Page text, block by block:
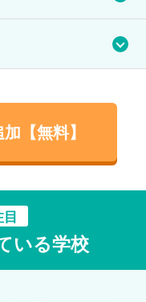
自分だけの制服を着て
がとても多いです。コ
ることができます。AI
ずきはどの単元が原因
題が出てきたら映像授
でも質問することがで
ラインで参加し質問す
【無料】
いる学校